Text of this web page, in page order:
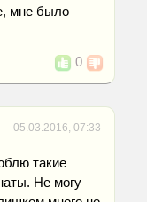
мне было
0
05.03.2016, 07:33
такие
Не могу